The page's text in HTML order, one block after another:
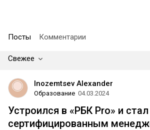
Посты Комментарии
Свежее
Inozemtsev Alexander
Образование 04.03.2024
Устроился в «РБК Pro» и стал
сертифицированным